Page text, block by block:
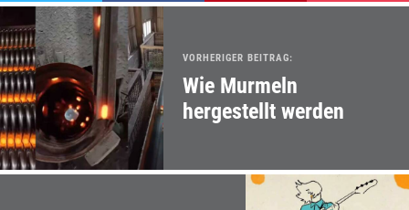
VORHERIGER BEITRAG:
Wie Murmeln
hergestellt werden